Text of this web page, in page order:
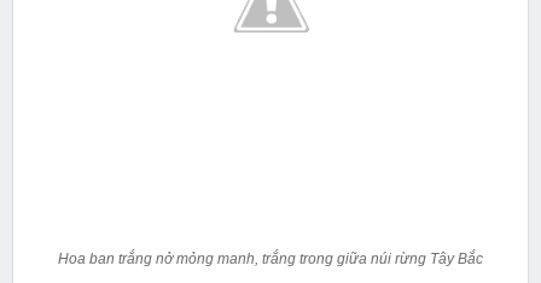
Hoa ban trắng nở mỏng manh, trắng trong giữa núi rừng Tây Bắc